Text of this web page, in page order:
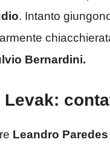
. Intanto
Bernardini.
Leandro